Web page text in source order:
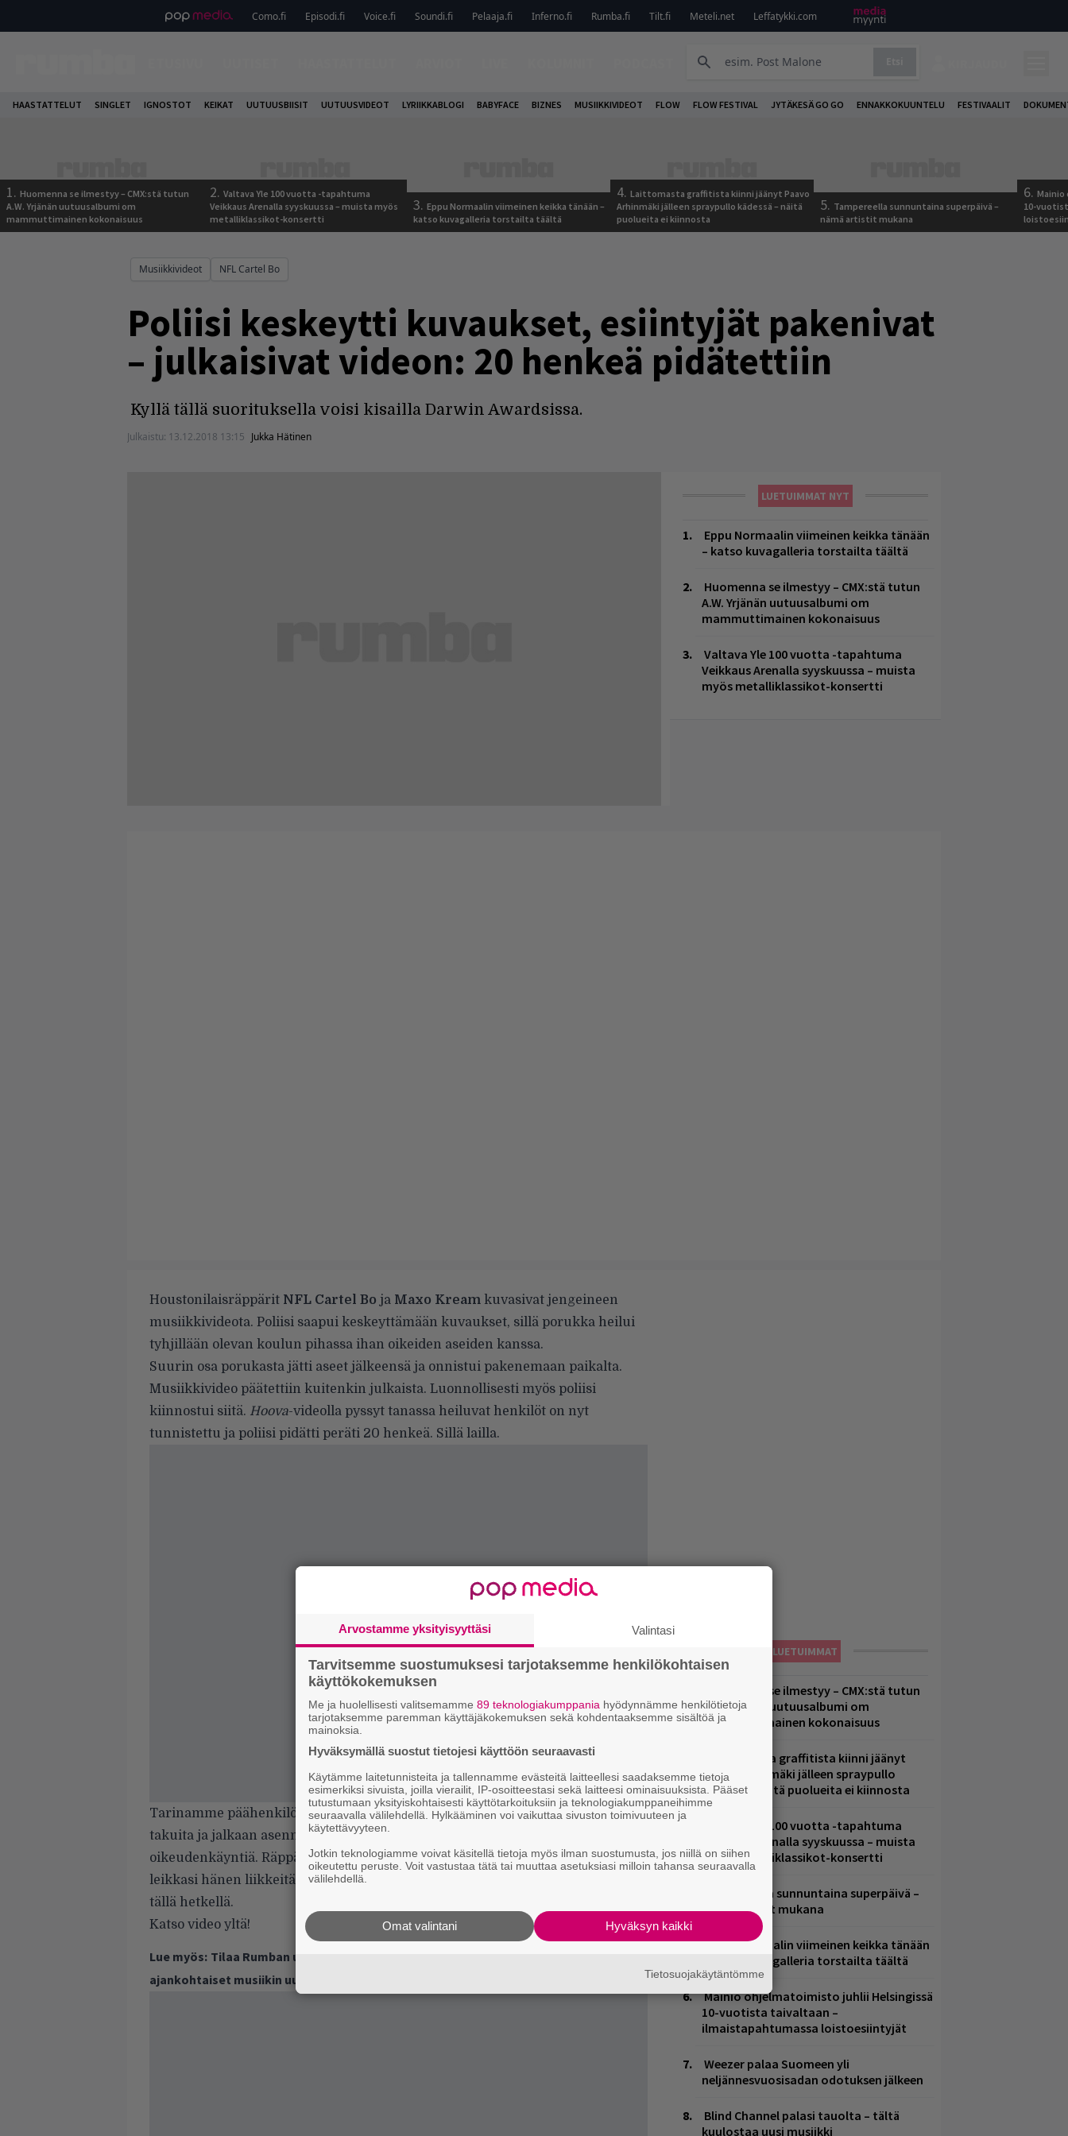
Como.fi Episodi.fi Voice.fi Soundi.fi Pelaaja.fi Inferno.fi Rumba.fi Tilt.fi Meteli.net Leffatykki.com
HAASTATTELUT SINGLET IGNOSTOT KEIKAT UUTUUSBIISIT UUTUUSVIDEOT LYRIIKKABLOGI BABYFACE BIZNES MUSIIKKIVIDEOT FLOW FLOW FESTIVAL JYTÄKESÄ GO GO ENNAKKOKUUNTELU FESTIVAALIT
1. Huomenna se ilmestyy – CMX:stä tutun
A.W. Yrjänän uutuusalbumi om
mammuttimainen kokonaisuus
2. Valtava Yle 100 vuotta -tapahtuma
Veikkaus Arenalla syyskuussa – muista myös
metalliklassikot-konsertti
3. Eppu Normaalin viimeinen keikka tänään –
katso kuvagalleria torstailta täältä
4. Laittomasta graffitista kiinni jäänyt Paavo
Arhinmäki jälleen spraypullo kädessä – näitä
puolueita ei kiinnosta
5. Tampereella sunnuntaina superpäivä –
nämä artistit mukana
6.
10-
Musiikkivideot NFL Cartel Bo
Poliisi keskeytti kuvaukset, esiintyjät pakenivat
– julkaisivat videon: 20 henkeä pidätettiin
Kyllä tällä suorituksella voisi kisailla Darwin Awardsissa.
Julkaistu: 13.12.2018 13:15 Jukka Hätinen
LUETUIMMAT NYT
Eppu Normaalin viimeinen keikka tänään
– katso kuvagalleria torstailta täältä
Huomenna se ilmestyy – CMX:stä tutun
A.W. Yrjänän uutuusalbumi om
mammuttimainen kokonaisuus
Valtava Yle 100 vuotta -tapahtuma
Veikkaus Arenalla syyskuussa – muista
myös metalliklassikot-konsertti
Houstonilaisräppärit NFL Cartel Bo ja Maxo Kream kuvasivat jengeineen
musiikkivideota. Poliisi saapui keskeyttämään kuvaukset, sillä porukka heilui
tyhjillään olevan koulun pihassa ihan oikeiden aseiden kanssa.
Suurin osa porukasta jätti aseet jälkeensä ja onnistui pakenemaan paikalta.
Musiikkivideo päätettiin kuitenkin julkaista. Luonnollisesti myös poliisi
kiinnostui siitä. Hoova-videolla pyssyt tanassa heiluvat henkilöt on nyt
tunnistettu ja poliisi pidätti peräti 20 henkeä. Sillä lailla.
Tarinamme päähenkilö NFL Cartel Bo oli pidätettyjen joukossa. Hän pääsi
takuita ja jalkaan asennettua nilkkapantaa vastaan odottelemaan
oikeudenkäyntiä. Räppäri kuitenkin osoitti esimerkillistä omatoimisuutta ja
leikkasi hänen liikkeitään valvovan nilkkamonitorin irti, ja pakoilee virkavaltaa
tällä hetkellä.
Katso video yltä!
Lue myös: Tilaa Rumban uutiskirje ja tiedät mistä kahvitauolla puhutaan! Nappaa
ajankohtaiset musiikin uutiset ja puheenaiheet suoraan sähköpostiin tästä.
LUETUIMMAT
Huomenna se ilmestyy – CMX:stä tutun
A.W. Yrjänän uutuusalbumi om
mammuttimainen kokonaisuus
Laittomasta graffitista kiinni jäänyt
Paavo Arhinmäki jälleen spraypullo
kädessä – näitä puolueita ei kiinnosta
Valtava Yle 100 vuotta -tapahtuma
Veikkaus Arenalla syyskuussa – muista
myös metalliklassikot-konsertti
Tampereella sunnuntaina superpäivä –
nämä artistit mukana
Eppu Normaalin viimeinen keikka tänään
– katso kuvagalleria torstailta täältä
Mainio ohjelmatoimisto juhlii Helsingissä
10-vuotista taivaltaan –
ilmaistapahtumassa loistoesiintyjät
Weezer palaa Suomeen yli
neljännesvuosisadan odotuksen jälkeen
Blind Channel palasi tauolta – tältä
kuulostaa uusi musiikki
Arvostamme yksityisyyttäsi Valintasi
Tarvitsemme suostumuksesi tarjotaksemme henkilökohtaisen
käyttökokemuksen
Me ja huolellisesti valitsemamme 89 teknologiakumppania hyödynnämme henkilötietoja
tarjotaksemme paremman käyttäjäkokemuksen sekä kohdentaaksemme sisältöä ja
mainoksia.
Hyväksymällä suostut tietojesi käyttöön seuraavasti
Käytämme laitetunnisteita ja tallennamme evästeitä laitteellesi saadaksemme tietoja
esimerkiksi sivuista, joilla vierailit, IP-osoitteestasi sekä laitteesi ominaisuuksista. Pääset
tutustumaan yksityiskohtaisesti käyttötarkoituksiin ja teknologiakumppaneihimme
seuraavalla välilehdellä. Hylkääminen voi vaikuttaa sivuston toimivuuteen ja
käytettävyyteen.
Jotkin teknologiamme voivat käsitellä tietoja myös ilman suostumusta, jos niillä on siihen
oikeutettu peruste. Voit vastustaa tätä tai muuttaa asetuksiasi milloin tahansa seuraavalla
välilehdellä.
Hyväksyn kaikki
Omat valintani
Tietosuojakäytäntömme